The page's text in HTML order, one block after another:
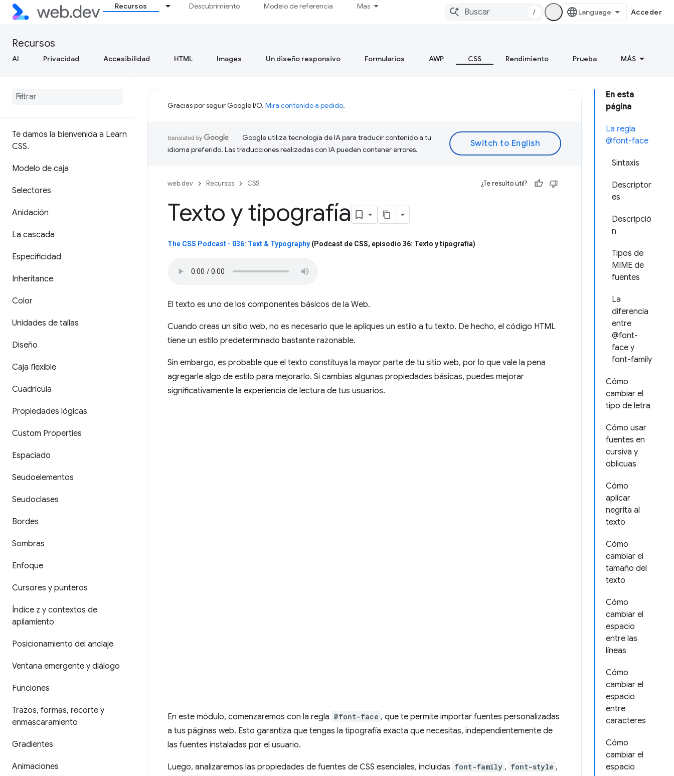
Recursos Descubrimiento Modelo de referencia Más
/ Acceder
Recursos
AI Privacidad Accesibilidad HTML Images Un diseño responsivo Formularios AWP CSS Rendimiento Prueba MÁS
Te damos la bienvenida a Learn
CSS.
Modelo de caja
Selectores
Anidación
La cascada
Especificidad
Inheritance
Color
Unidades de tallas
Diseño
Caja flexible
Cuadrícula
Propiedades lógicas
Custom Properties
Espaciado
Seudoelementos
Seudoclases
Bordes
Sombras
Enfoque
Cursores y punteros
Índice z y contextos de
apilamiento
Posicionamiento del anclaje
Ventana emergente y diálogo
Funciones
Trazos, formas, recorte y
enmascaramiento
Gradientes
Animaciones
En esta
página
La regla
@font-face
Sintaxis
Descriptor
es
Descripció
n
Tipos de
MIME de
fuentes
La
diferencia
entre
@font-
face y
font-family
Cómo
cambiar el
tipo de letra
Cómo usar
fuentes en
cursiva y
oblicuas
Cómo
aplicar
negrita al
texto
Cómo
cambiar el
tamaño del
texto
Cómo
cambiar el
espacio
entre las
líneas
Cómo
cambiar el
espacio
entre
caracteres
Cómo
cambiar el
espacio
Gracias por seguir Google I/O. Mira contenido a pedido.
Google utiliza tecnología de IA para traducir contenido a tu
idioma preferido. Las traducciones realizadas con IA pueden contener errores.
web.dev Recursos CSS ¿Te resultó útil?
Texto y tipografía
The CSS Podcast - 036: Text & Typography (Podcast de CSS, episodio 36: Texto y tipografía)
El texto es uno de los componentes básicos de la Web.
Cuando creas un sitio web, no es necesario que le apliques un estilo a tu texto. De hecho, el código HTML
tiene un estilo predeterminado bastante razonable.
Sin embargo, es probable que el texto constituya la mayor parte de tu sitio web, por lo que vale la pena
agregarle algo de estilo para mejorarlo. Si cambias algunas propiedades básicas, puedes mejorar
significativamente la experiencia de lectura de tus usuarios.
En este módulo, comenzaremos con la regla @font-face , que te permite importar fuentes personalizadas
a tus páginas web. Esto garantiza que tengas la tipografía exacta que necesitas, independientemente de
las fuentes instaladas por el usuario.
Luego, analizaremos las propiedades de fuentes de CSS esenciales, incluidas font-family , font-style ,